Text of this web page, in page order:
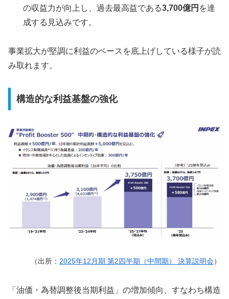
の収益力が向上し、過去最高益である3,700億円 を達
成する見込みです。
事業拡大が堅調に利益のベースを底上げしている様子が読
み取れます。
構造的な利益基盤の強化
（出所： 2025年12月期 第2四半期（中間期） 決算説明会）
「油価・為替調整後当期利益」の増加傾向、すなわち構造